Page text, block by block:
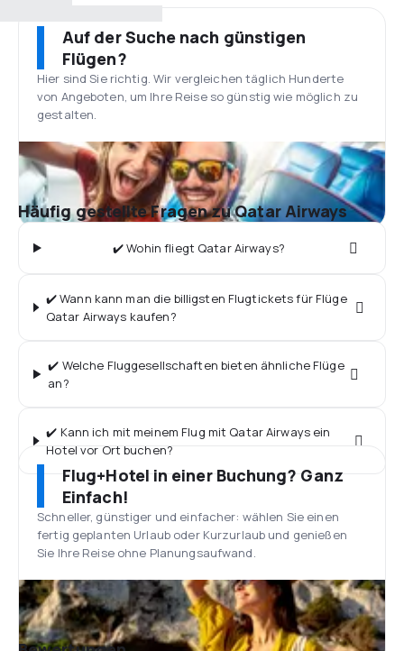
Auf der Suche nach günstigen
Flügen?
Hier sind Sie richtig. Wir vergleichen täglich Hunderte
von Angeboten, um Ihre Reise so günstig wie möglich zu
gestalten.
Häufig gestellte Fragen zu Qatar Airways
✔️ Wohin fliegt Qatar Airways?
✔️ Wann kann man die billigsten Flugtickets für Flüge
Qatar Airways kaufen?
✔️ Welche Fluggesellschaften bieten ähnliche Flüge
an?
✔️ Kann ich mit meinem Flug mit Qatar Airways ein
Hotel vor Ort buchen?
Flug+Hotel in einer Buchung? Ganz
Einfach!
Schneller, günstiger und einfacher: wählen Sie einen
fertig geplanten Urlaub oder Kurzurlaub und genießen
Sie Ihre Reise ohne Planungsaufwand.